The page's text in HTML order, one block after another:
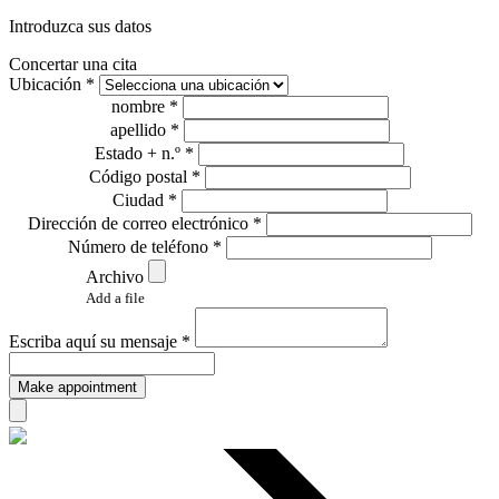
Introduzca sus datos
Concertar una cita
Ubicación *
nombre *
apellido *
Estado + n.º *
Código postal *
Ciudad *
Dirección de correo electrónico *
Número de teléfono *
Archivo
Add a file
Escriba aquí su mensaje *
Make appointment